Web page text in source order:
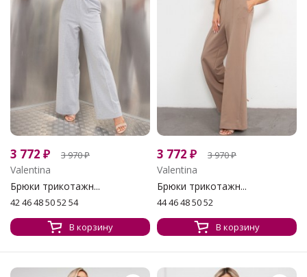
3 772 ₽ 3 970₽
Valentina
Брюки трикотажн...
42 46 48 50 52 54
В корзину
3 772 ₽ 3 970₽
Valentina
Брюки трикотажн...
44 46 48 50 52
В корзину